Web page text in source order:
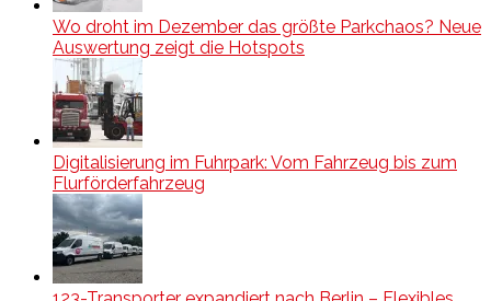
Wo droht im Dezember das größte Parkchaos? Neue
Auswertung zeigt die Hotspots
Digitalisierung im Fuhrpark: Vom Fahrzeug bis zum
Flurförderfahrzeug